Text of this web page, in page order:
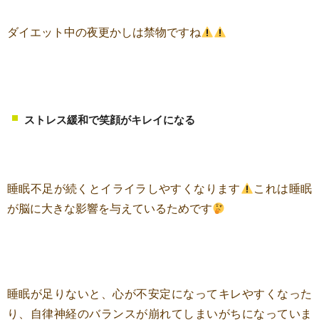
ダイエット中の夜更かしは禁物ですね
ストレス緩和で笑顔がキレイになる
睡眠不足が続くとイライラしやすくなります
これは睡眠
が脳に大きな影響を与えているためです
睡眠が足りないと、心が不安定になってキレやすくなった
り、自律神経のバランスが崩れてしまいがちになっていま